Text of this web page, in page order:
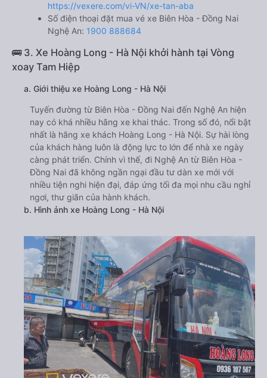
https://vexere.com/vi-VN/xe-tan-aba
Số điện thoại đặt mua vé xe Biên Hòa - Đồng Nai
Nghệ An: 1900 888684
🚌 3. Xe Hoàng Long - Hà Nội khởi hành tại Vòng
xoay Tam Hiệp
a. Giới thiệu xe Hoàng Long - Hà Nội
Tuyến đường từ Biên Hòa - Đồng Nai đến Nghệ An hiện
nay có khá nhiều hãng xe khai thác. Trong số đó, nổi bật
nhất là hãng xe khách Hoàng Long - Hà Nội. Sự hài lòng
của khách hàng luôn là động lực to lớn để nhà xe ngày
càng phát triển. Chính vì thế, đi Nghệ An từ Biên Hòa -
Đồng Nai đã không ngần ngại đầu tư dàn xe mới với
nhiều tiện nghi hiện đại, đáp ứng tối đa mọi nhu cầu nghỉ
ngơi, thư giãn của hành khách.
b. Hình ảnh xe Hoàng Long - Hà Nội